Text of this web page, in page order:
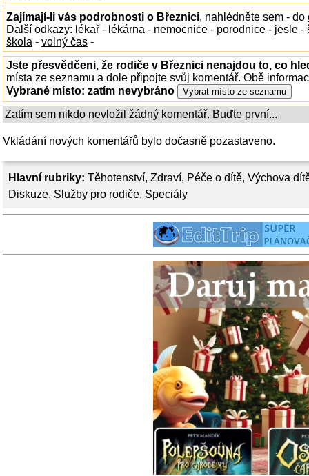
Hlavní rubriky: Těhotenství, Zdraví, Péče o dítě, Výchova
Diskuze, Služby pro rodiče, Speciály
Zajímají-li vás podrobnosti o Březnici, nahlédněte sem - do
Další odkazy: lékař - lékárna - nemocnice - porodnice - jesle -
škola - volný čas -
Jste přesvědčeni, že rodiče v Březnici nenajdou to, co
místa ze seznamu a dole připojte svůj komentář. Obě
Vybrané místo: zatím nevybráno
Zatím sem nikdo nevložil žádný komentář. Buďte první...
Vkládání nových komentářů bylo dočasně pozastaveno.